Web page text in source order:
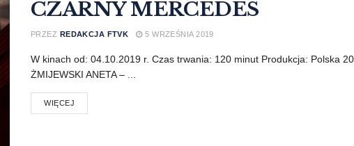
CZARNY MERCEDES
PRZEZ REDAKCJA FTVK 5 WRZEŚNIA 2019
W kinach od: 04.10.2019 r. Czas trwania: 120 minut Produkcja: Polska
ŻMIJEWSKI ANETA – ...
WIĘCEJ